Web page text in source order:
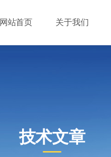
网站首页 关于我们
技术文章